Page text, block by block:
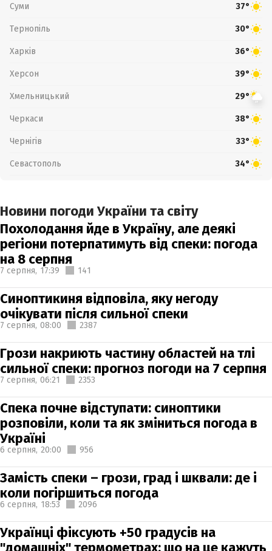
Суми 37°
Тернопіль 30°
Харків 36°
Херсон 39°
Хмельницький 29°
Черкаси 38°
Чернігів 33°
Севастополь 34°
Новини погоди України та світу
Похолодання йде в Україну, але деякі
регіони потерпатимуть від спеки: погода
на 8 серпня
7 серпня, 17:39 141
Синоптикиня відповіла, яку негоду
очікувати після сильної спеки
7 серпня, 08:00 2387
Грози накриють частину областей на тлі
сильної спеки: прогноз погоди на 7 серпня
7 серпня, 06:21 2353
Спека почне відступати: синоптики
розповіли, коли та як зміниться погода в
Україні
6 серпня, 20:00 956
Замість спеки – грози, град і шквали: де і
коли погіршиться погода
6 серпня, 18:53 2096
Українці фіксують +50 градусів на
"домашніх" термометрах: що на це кажуть